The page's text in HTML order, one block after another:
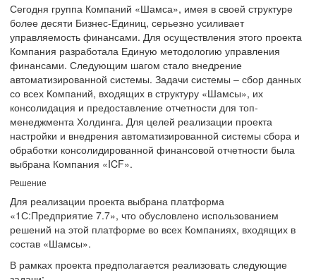
Сегодня группа Компаний «Шамса», имея в своей структуре
более десяти Бизнес-Единиц, серьезно усиливает
управляемость финансами. Для осуществления этого проекта
Компания разработала Единую методологию управления
финансами. Следующим шагом стало внедрение
автоматизированной системы. Задачи системы – сбор данных
со всех Компаний, входящих в структуру «Шамсы», их
консолидация и предоставление отчетности для топ-
менеджмента Холдинга. Для целей реализации проекта
настройки и внедрения автоматизированной системы сбора и
обработки консолидированной финансовой отчетности была
выбрана Компания «ICF».
Решение
Для реализации проекта выбрана платформа
«1С:Предприятие 7.7», что обусловлено использованием
решений на этой платформе во всех Компаниях, входящих в
состав «Шамсы».
В рамках проекта предполагается реализовать следующие